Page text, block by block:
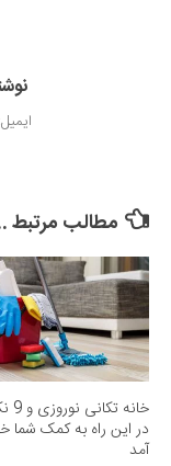
ایمیل: majdi.mahta@gmail.com
مطالب مرتبط
در این راه به کمک شما
آمد